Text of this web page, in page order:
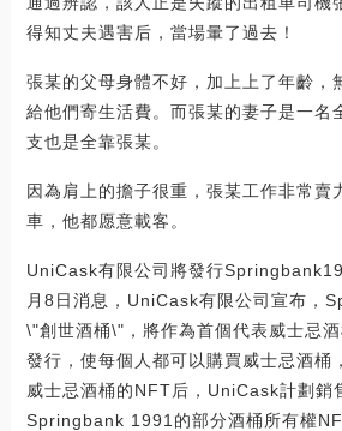
得知丈夫遇害后，當場暈了過去！
張某的父母身體不好，加上上了年齡，
給他們寄生活費。而張某的妻子是一名
支也是全靠張某。
因為肩上的擔子很重，張某工作非常賣
車，他都愿意載客。
UniCask有限公司將發行
月8日消息，UniCask有限公司宣布，
\"創世酒桶\"，將作為首個代表威士忌
發行，使每個人都可以購買威士忌酒桶
威士忌酒桶的NFT后，UniCask計劃銷
Springbank 1991的部分酒桶所有權